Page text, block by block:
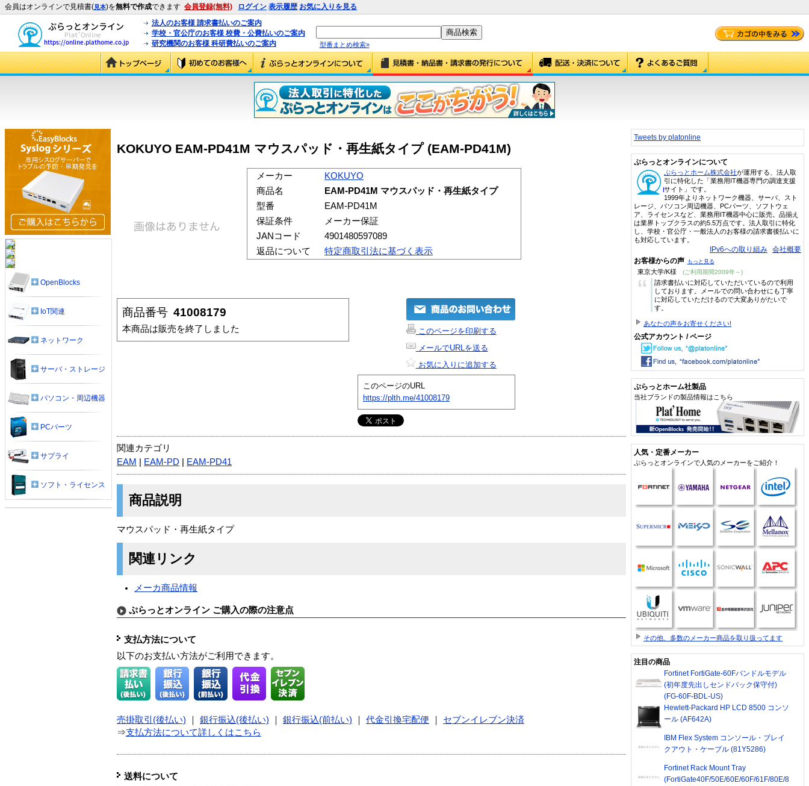
会員はオンラインで見積書(見本)を無料で作成できます 会員登録(無料) ログイン 表示履歴 お気に入りを見る
法人のお客様 請求書払いのご案内
学校・官公庁のお客様 校費・公費払いのご案内
研究機関のお客様 科研費払いのご案内
型番まとめ検索»
KOKUYO EAM-PD41M マウスパッド・再生紙タイプ (EAM-PD41M)
メーカー
KOKUYO
商品名
EAM-PD41M マウスパッド・再生紙タイプ
型番
EAM-PD41M
保証条件
メーカー保証
JANコード
4901480597089
返品について
特定商取引法に基づく表示
商品番号 41008179
本商品は販売を終了しました
このページを印刷する
メールでURLを送る
お気に入りに追加する
このページのURL
https://plth.me/41008179
関連カテゴリ
EAM
EAM-PD EAM-PD41
商品説明
マウスパッド・再生紙タイプ
関連リンク
メーカ商品情報
ぷらっとオンライン ご購入の際の注意点
支払方法について
以下のお支払い方法がご利用できます。
売掛取引(後払い) 銀行振込(後払い) 銀行振込(前払い) 代金引換宅配便
セブンイレブン決済
⇒支払方法について詳しくはこちら
送料について
OpenBlocks
IoT関連
ネットワーク
サーバ・ストレージ
パソコン・周辺機器
PCパーツ
サプライ
ソフト・ライセンス
Tweets by platonline
ぷらっとオンラインについて
ぷらっとホーム株式会社が運用する、法人取
引に特化した「業務用IT機器専門の調達支援
サイト」です。
1999年よりネットワーク機器、サーバ、スト
レージ、パソコン周辺機器、PCパーツ、ソフトウェ
ア、ライセンスなど、業務用IT機器中心に販売。品揃え
は業界トップクラスの約5.5万点です。法人取引に特化
し、学校・官公庁・一般法人のお客様の請求書後払いに
も対応しています。
IPv6への取り組み 会社概要
お客様からの声 もっと見る
東京大学/K様 (ご利用期間2009年～)
“
請求書払いに対応していただいているので利用
しております。メールでの問い合わせにも丁寧
に対応していただけるので大変ありがたいで
す。
あなたの声をお寄せください!
公式アカウント / ページ
ぷらっとホーム社製品
当社ブランドの製品情報はこちら
人気・定番メーカー
ぷらっとオンラインで人気のメーカーをご紹介！
その他、多数のメーカー商品を取り扱ってます
注目の商品
Fortinet FortiGate-60Fバンドルモデル
(初年度先出しセンドバック保守付)
(FG-60F-BDL-US)
Hewlett-Packard HP LCD 8500 コンソ
ール (AF642A)
IBM Flex System コンソール・ブレイ
クアウト・ケーブル (81Y5286)
Fortinet Rack Mount Tray
(FortiGate40F/50E/60E/60F/61F/80E/8